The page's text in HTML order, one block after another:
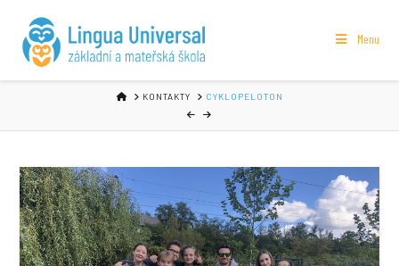
Menu
HOMEKONTAKTY CYKLOPELOTON